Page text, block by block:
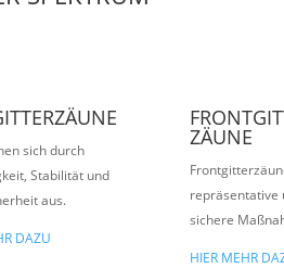
sich durch
Stabilität und
aus.
DAZU
ZÄUNE
repräsentative
sichere
HIER MEHR